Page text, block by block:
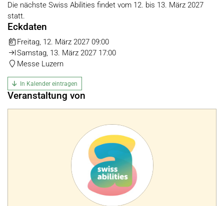
Die nächste Swiss Abilities findet vom 12. bis 13. März 2027
statt.
Eckdaten
Freitag, 12. März 2027 09:00
Samstag, 13. März 2027 17:00
Messe Luzern
In Kalender eintragen
Veranstaltung von